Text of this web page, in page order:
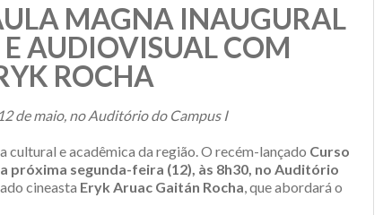
MAGNA INAUGURAL
AUDIOVISUAL COM
ROCHA
de maio, no Auditório do Campus I
cultural e acadêmica da região. O recém-lançado Curso
próxima segunda-feira (12), às 8h30, no Auditório
cineasta Eryk Aruac Gaitán Rocha, que abordará o